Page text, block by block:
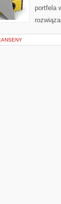
portfela